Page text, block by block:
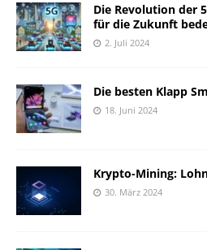
Die Revolution der
für die Zukunft
2. Juli 2024
Die besten Klapp
18. Juni 2024
Krypto-Mining:
30. März 2024